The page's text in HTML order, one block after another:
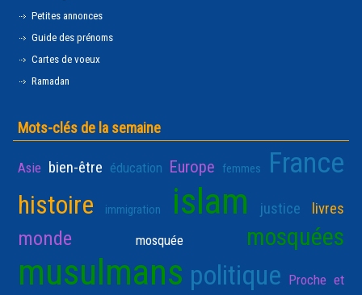
Petites annonces
Guide des prénoms
Cartes de voeux
Ramadan
Mots-clés de la semaine
Asie bien-être éducation Europe femmes France
histoire immigration islam justice livres
monde mosquée mosquées
musulmans politique Proche et